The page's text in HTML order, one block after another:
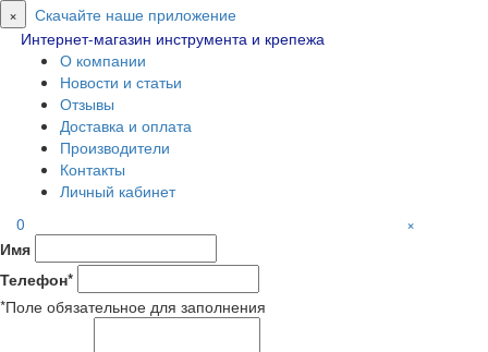
× Скачайте наше приложение
Интернет-магазин инструмента и крепежа
О компании
Новости и статьи
Отзывы
Доставка и оплата
Производители
Контакты
Личный кабинет
0
×
Имя
Телефон*
*Поле обязательное для заполнения